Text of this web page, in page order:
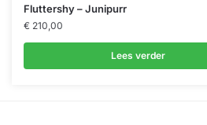
Fluttershy – Junipurr
€ 210,00
Lees verder